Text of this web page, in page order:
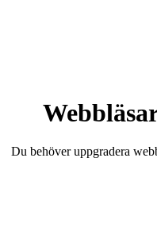
Du behöver uppgradera